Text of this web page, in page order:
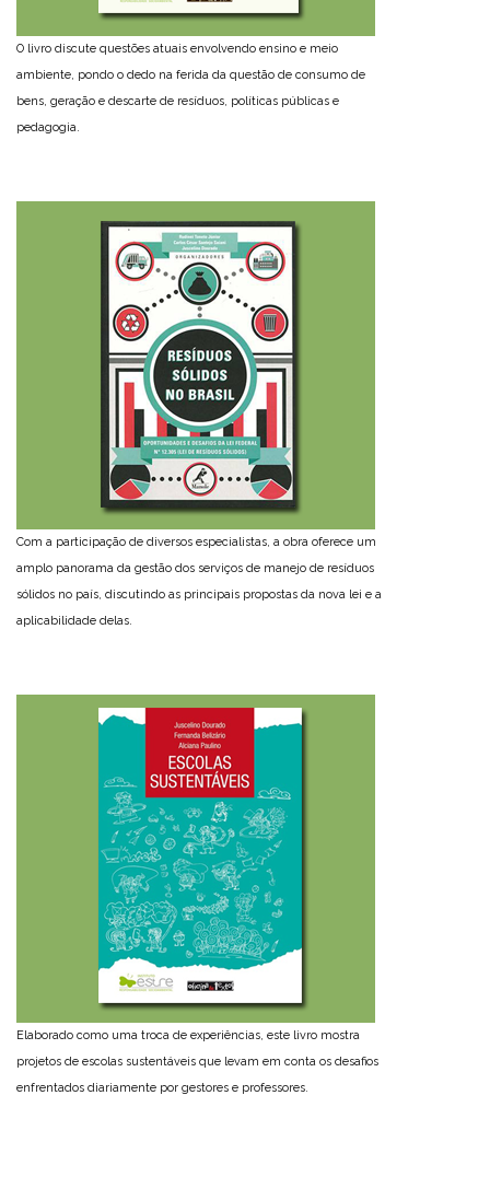
O livro discute questões atuais envolvendo ensino e meio
ambiente, pondo o dedo na ferida da questão de consumo de
bens, geração e descarte de resíduos, políticas públicas e
pedagogia.
Com a participação de diversos especialistas, a obra oferece um
amplo panorama da gestão dos serviços de manejo de resíduos
sólidos no país, discutindo as principais propostas da nova lei e a
aplicabilidade delas.
Elaborado como uma troca de experiências, este livro mostra
projetos de escolas sustentáveis que levam em conta os desafios
enfrentados diariamente por gestores e professores.